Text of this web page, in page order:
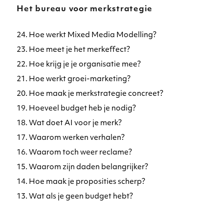
Het bureau voor merkstrategie
24. Hoe werkt Mixed Media Modelling?
23. Hoe meet je het merkeffect?
22. Hoe krijg je je organisatie mee?
21. Hoe werkt groei-marketing?
20. Hoe maak je merkstrategie concreet?
19. Hoeveel budget heb je nodig?
18. Wat doet AI voor je merk?
17. Waarom werken verhalen?
16. Waarom toch weer reclame?
15. Waarom zijn daden belangrijker?
14. Hoe maak je proposities scherp?
13. Wat als je geen budget hebt?